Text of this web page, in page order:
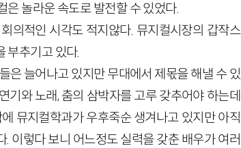
놀라운 속도로 발전할 수 있었다.
의적인 시각도 적지않다. 뮤지컬시장의 갑작스
부추기고 있다.
은 늘어나고 있지만 무대에서 제몫을 해낼 수 있
와 노래, 춤의 삼박자를 고루 갖추어야 하는데
뮤지컬학과가 우후죽순 생겨나고 있지만 아직
이렇다 보니 어느정도 실력을 갖춘 배우가 여러